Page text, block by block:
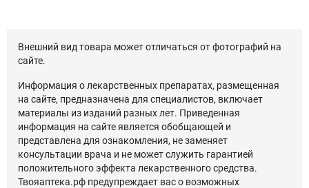
Внешний вид товара может отличаться от фотографий на
сайте.
Информация о лекарственных препаратах, размещенная
на сайте, предназначена для специалистов, включает
материалы из изданий разных лет. Приведенная
информация на сайте является обобщающей и
представлена для ознакомления, не заменяет
консультации врача и не может служить гарантией
положительного эффекта лекарственного средства.
Твояаптека.рф предупреждает вас о возможных